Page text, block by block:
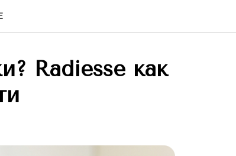
Radiesse как